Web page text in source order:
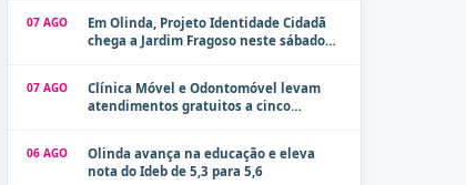
07 AGO
Em Olinda, Projeto Identidade Cidadã
chega a Jardim Fragoso neste sábado
07 AGO
Clínica Móvel e Odontomóvel levam
atendimentos gratuitos a cinco
06 AGO
Olinda avança na educação e eleva
nota do Ideb de 5,3 para 5,6